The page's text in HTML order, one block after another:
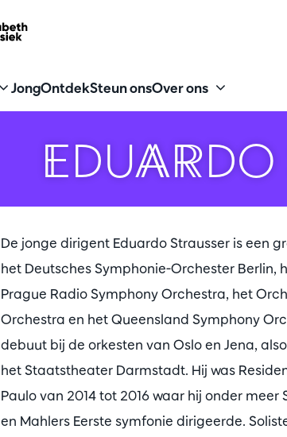
JongOntdekSteun onsOver ons
De jonge dirigent Eduardo Strausser is een
het Deutsches Symphonie-Orchester
Prague Radio Symphony Orchestra, het
Orchestra en het Queensland Symphony
debuut bij de orkesten van Oslo en Jena,
het Staatstheater Darmstadt. Hij was
Paulo van 2014 tot 2016 waar hij onder meer
en Mahlers Eerste symfonie dirigeerde.